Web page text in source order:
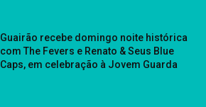
Guairão recebe domingo noite histórica
com The Fevers e Renato & Seus Blue
Caps, em celebração à Jovem Guarda